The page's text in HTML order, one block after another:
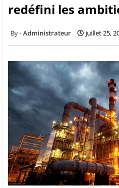
redéfini les
Administrateur juillet 25,